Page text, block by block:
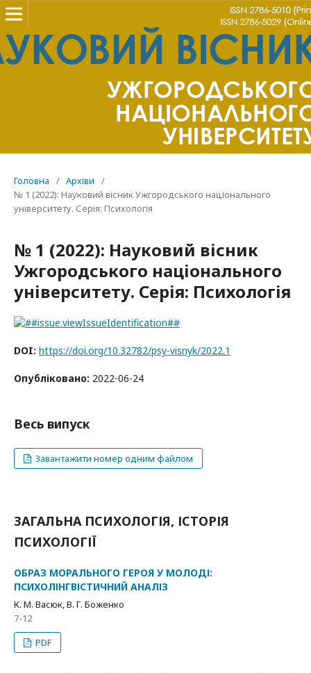
Головна / Архіви
/
№ 1 (2022): Науковий вісник Ужгородського національного
університету. Серія: Психологія
№ 1 (2022): Науковий вісник
Ужгородського національного
університету. Серія: Психологія
DOI: https://doi.org/10.32782/psy-visnyk/2022.1
Опубліковано: 2022-06-24
Весь випуск
Завантажити номер одним файлом
ЗАГАЛЬНА ПСИХОЛОГІЯ, ІСТОРІЯ
ПСИХОЛОГІЇ
ОБРАЗ МОРАЛЬНОГО ГЕРОЯ У МОЛОДІ:
ПСИХОЛІНГВІСТИЧНИЙ АНАЛІЗ
К. М. Васюк, В. Г. Боженко
7-12
PDF